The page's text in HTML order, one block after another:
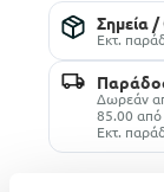
Σημεία
Εκτ.
Δωρεάν
85.00
Εκτ.